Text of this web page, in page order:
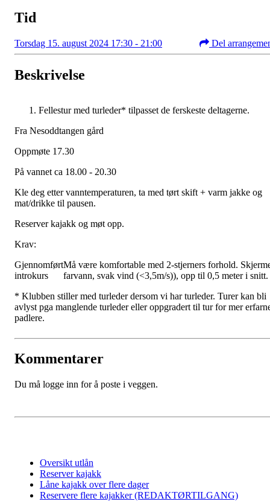
Tid
Torsdag 15. august 2024 17:30 - 21:00 Del
Beskrivelse
Fellestur med turleder* tilpasset de ferskeste deltagerne.
Fra Nesoddtangen gård
Oppmøte 17.30
På vannet ca 18.00 - 20.30
Kle deg etter vanntemperaturen, ta med tørt skift + varm jakke og
mat/drikke til pausen.
Reserver kajakk og møt opp.
Krav:
Gjennomført
introkurs
Må være komfortable med 2-stjerners forhold.
farvann, svak vind (<3,5m/s)), opp til 0,5 meter i snitt.
* Klubben stiller med turleder dersom vi har turleder. Turer kan bli
avlyst pga manglende turleder eller oppgradert til tur for mer
padlere.
Kommentarer
Du må logge inn for å poste i veggen.
Oversikt utlån
Reserver kajakk
Låne kajakk over flere dager
Reservere flere kajakker (REDAKTØRTILGANG)